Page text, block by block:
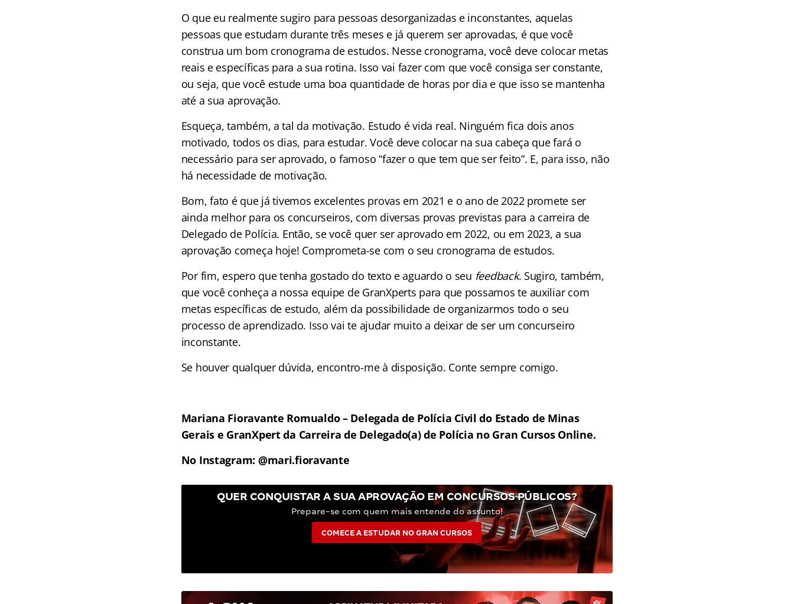
O que eu realmente sugiro para pessoas desorganizadas e inconstantes, aquelas
pessoas que estudam durante três meses e já querem ser aprovadas, é que você
construa um bom cronograma de estudos. Nesse cronograma, você deve colocar metas
reais e específicas para a sua rotina. Isso vai fazer com que você consiga ser constante,
ou seja, que você estude uma boa quantidade de horas por dia e que isso se mantenha
até a sua aprovação.
Esqueça, também, a tal da motivação. Estudo é vida real. Ninguém fica dois anos
motivado, todos os dias, para estudar. Você deve colocar na sua cabeça que fará o
necessário para ser aprovado, o famoso “fazer o que tem que ser feito”. E, para isso, não
há necessidade de motivação.
Bom, fato é que já tivemos excelentes provas em 2021 e o ano de 2022 promete ser
ainda melhor para os concurseiros, com diversas provas previstas para a carreira de
Delegado de Polícia. Então, se você quer ser aprovado em 2022, ou em 2023, a sua
aprovação começa hoje! Comprometa-se com o seu cronograma de estudos.
Por fim, espero que tenha gostado do texto e aguardo o seu feedback. Sugiro, também,
que você conheça a nossa equipe de GranXperts para que possamos te auxiliar com
metas específicas de estudo, além da possibilidade de organizarmos todo o seu
processo de aprendizado. Isso vai te ajudar muito a deixar de ser um concurseiro
inconstante.
Se houver qualquer dúvida, encontro-me à disposição. Conte sempre comigo.
Mariana Fioravante Romualdo – Delegada de Polícia Civil do Estado de Minas
Gerais e GranXpert da Carreira de Delegado(a) de Polícia no Gran Cursos Online.
No Instagram: @mari.fioravante
QUER CONQUISTAR A SUA APROVAÇÃO EM CONCURSOS PÚBLICOS?
Prepare-se com quem mais entende do assunto!
COMECE A ESTUDAR NO GRAN CURSOS